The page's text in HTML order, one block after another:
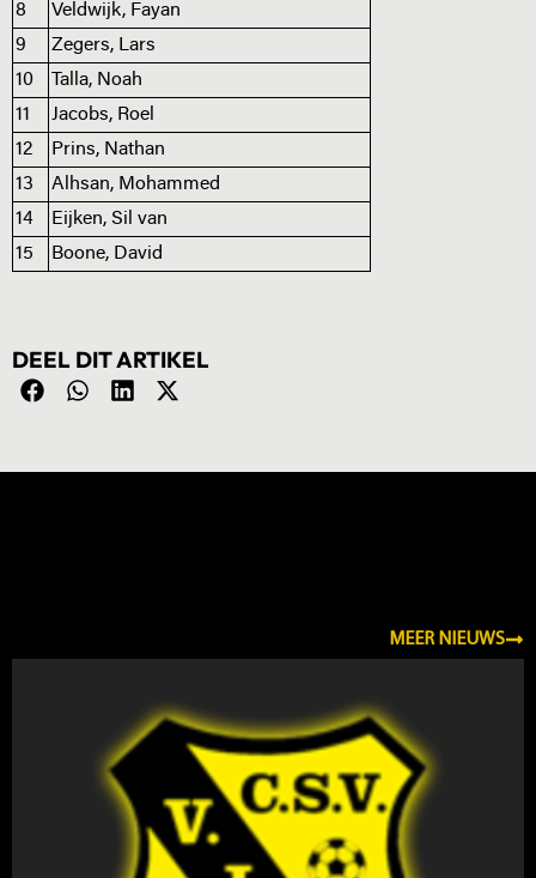
8
Veldwijk, Fayan
9
Zegers, Lars
10
Talla, Noah
11
Jacobs, Roel
12
Prins, Nathan
13
Alhsan, Mohammed
14
Eijken, Sil van
15
Boone, David
DEEL DIT ARTIKEL
MEER NIEUWS